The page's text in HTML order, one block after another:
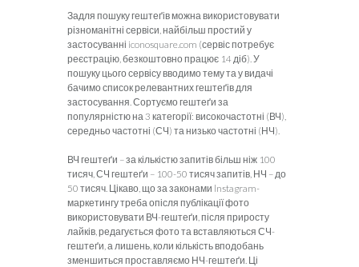
Задля пошуку гештеґів можна використовувати
різноманітні сервіси, найбільш простий у
застосуванні iconosquare.com (сервіс потребує
реєстрацію, безкоштовно працює 14 діб). У
пошуку цього сервісу вводимо тему та у видачі
бачимо список релевантних гештеґів для
застосування. Сортуємо гештеґи за
популярністю на 3 категорії: високочастотні (ВЧ),
середньо частотні (СЧ) та низько частотні (НЧ).
ВЧ гештеґи – за кількістю запитів більш ніж 100
тисяч, СЧ гештеґи – 100-50 тисяч запитів, НЧ – до
50 тисяч. Цікаво, що за законами lnstagram-
маркетингу треба опісля публікації фото
використовувати ВЧ-гештеґи, після приросту
лайків, редагується фото та вставляються СЧ-
гештеґи, а лишень, коли кількість вподобань
зменшиться проставляємо НЧ-гештеґи. Ці